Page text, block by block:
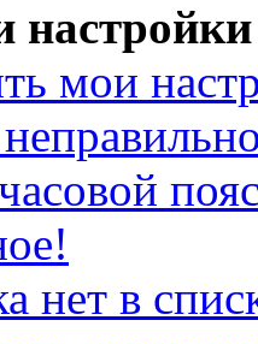
мои
нет в